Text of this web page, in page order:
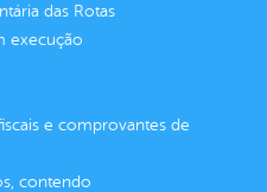
das Rotas
execução
e comprovantes de
contendo